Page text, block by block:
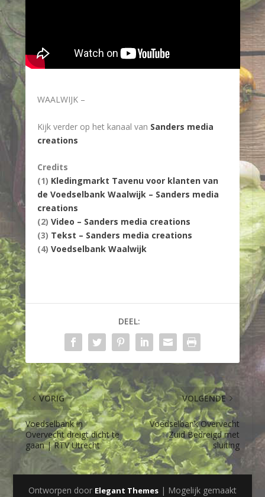
WAALWIJK –
Kijk verder op het kanaal van Sanders media
creations
Credits
(1) Kledingmarkt Tavenu voor klanten van
de Voedselbank Waalwijk – Sanders media
creations
(2) Video – Sanders media creations
(3) Tekst – Sanders media creations
(4) Voedselbank Waalwijk
DEEL:
VORIG
Voedselbank in
Overvecht dreigt dicht te
gaan | RTV Utrecht
VOLGENDE
Voedselbank Overvecht
Zuid Bedreigd met
sluiting
Ontworpen door Elegant Themes| Mogelijk gemaakt